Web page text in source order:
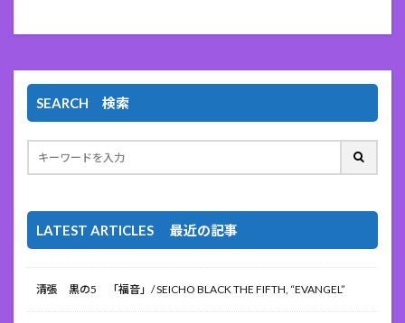
SEARCH 検索
LATEST ARTICLES 最近の記事
清張 黒の5 「福音」/ SEICHO BLACK THE FIFTH, “EVANGEL”